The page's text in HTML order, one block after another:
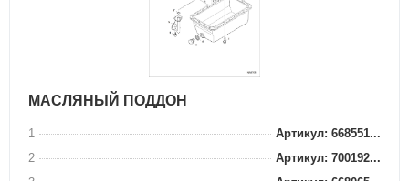
МАСЛЯНЫЙ ПОДДОН
1
Артикул: 668551...
2
Артикул: 700192...